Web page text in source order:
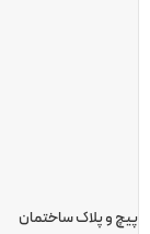
پیچ و پلاک ساختمان